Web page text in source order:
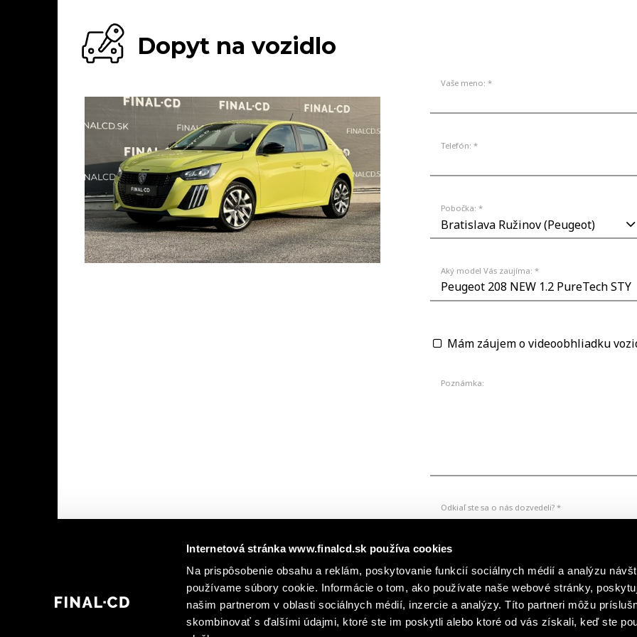
Internetová stránka www.finalcd.sk používa cookies
Na prispôsobenie obsahu a reklám, poskytovanie funkcií sociálnych médií a analýzu
používame súbory cookie. Informácie o tom, ako používate naše webové stránky,
našim partnerom v oblasti sociálnych médií, inzercie a analýzy. Títo partneri môžu
skombinovať s ďalšími údajmi, ktoré ste im poskytli alebo ktoré od vás získali, keď ste
Dopyt na vozidlo
Vaše meno: *
Telefón: *
Pobočka: *
Aký model Vás zaujíma: *
Mám záujem o videoobhliadku
Poznámka:
Odkiaľ ste sa o nás dozvedeli? *
*Súhlasím so spracúvaním formulárom poskytnutých
podnetov zadaných prostredníctvom online formulárov na
Súhlasím so zasielaním marketingových emailov a
autorizovaných predajcov vozidiel FINAL-CD.S